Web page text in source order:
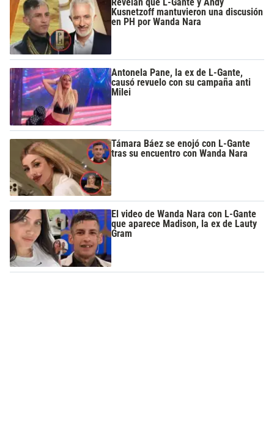
Kusnetzoff mantuvieron una discusión
en PH por Wanda Nara
Antonela Pane, la ex de L-Gante,
causó revuelo con su campaña anti
Milei
Támara Báez se enojó con L-Gante
tras su encuentro con Wanda Nara
El video de Wanda Nara con L-Gante
que aparece Madison, la ex de Lauty
Gram